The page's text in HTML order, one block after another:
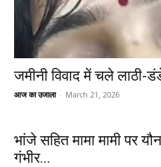
जमीनी विवाद में चले लाठी-
आज का उजाला - March 21, 2026
भांजे सहित मामा मामी पर
गंभीर...